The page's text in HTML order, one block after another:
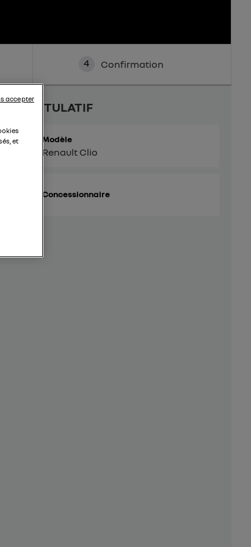
4 Confirmation
RÉCAPITULATIF
Modèle
Renault Clio
Concessionnaire
et
accepter